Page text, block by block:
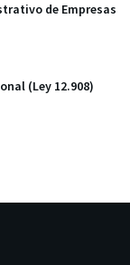
de Empresas
(Ley 12.908)